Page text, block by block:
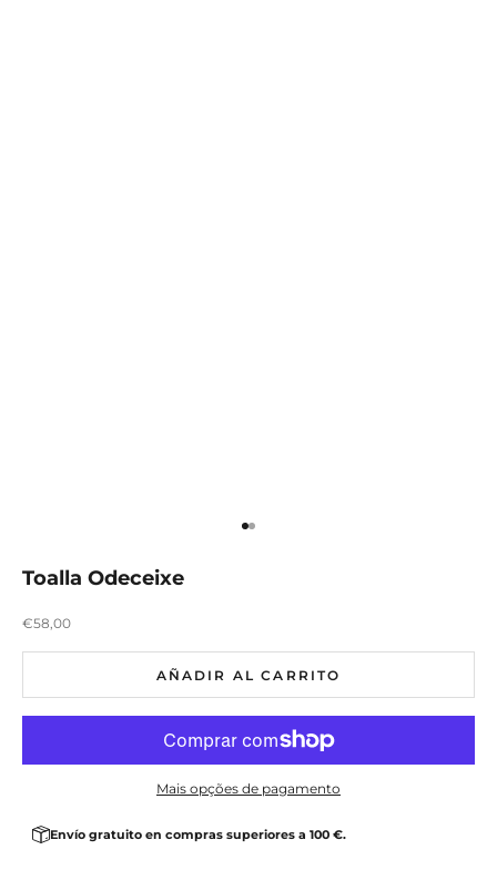
Ir para item 1
Ir para item 2
Toalla Odeceixe
Preço promocional
€58,00
AÑADIR AL CARRITO
Mais opções de pagamento
Envío gratuito en compras superiores a 100 €.